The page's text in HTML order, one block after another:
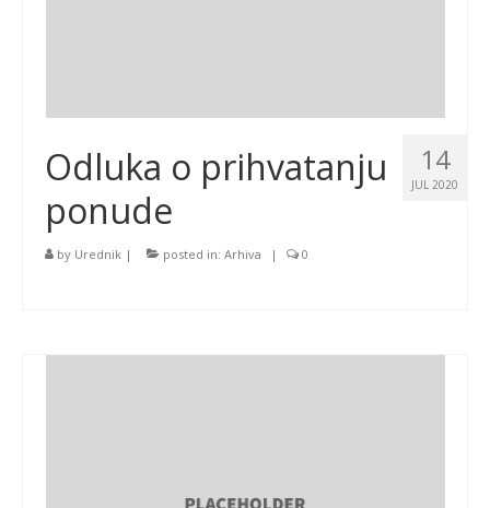
14
JUL 2020
Odluka o prihvatanju
ponude
by Urednik | posted in: Arhiva | 0